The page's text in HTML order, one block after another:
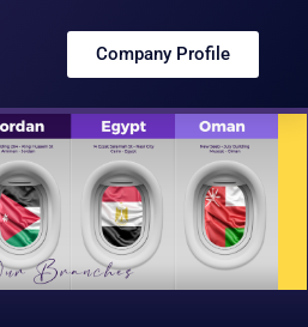
Company Profile